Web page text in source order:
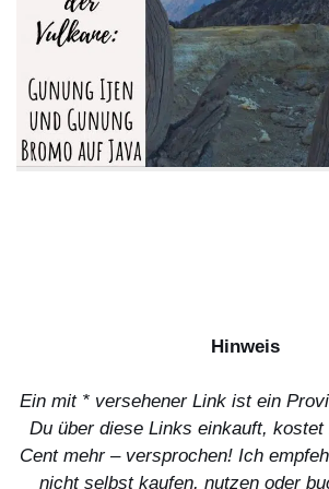
Hinweis
Ein mit * versehener Link ist ein
Du über diese Links einkauft,
Cent mehr – versprochen! Ich
nicht selbst kaufen, nutzen oder